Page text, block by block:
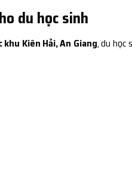
du học sinh
Kiên Hải, An Giang, du học